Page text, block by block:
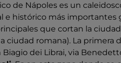
de Nápoles es un
e histórico más importantes
que cortan la
ciudad romana). La primera
Biagio dei Librai, via